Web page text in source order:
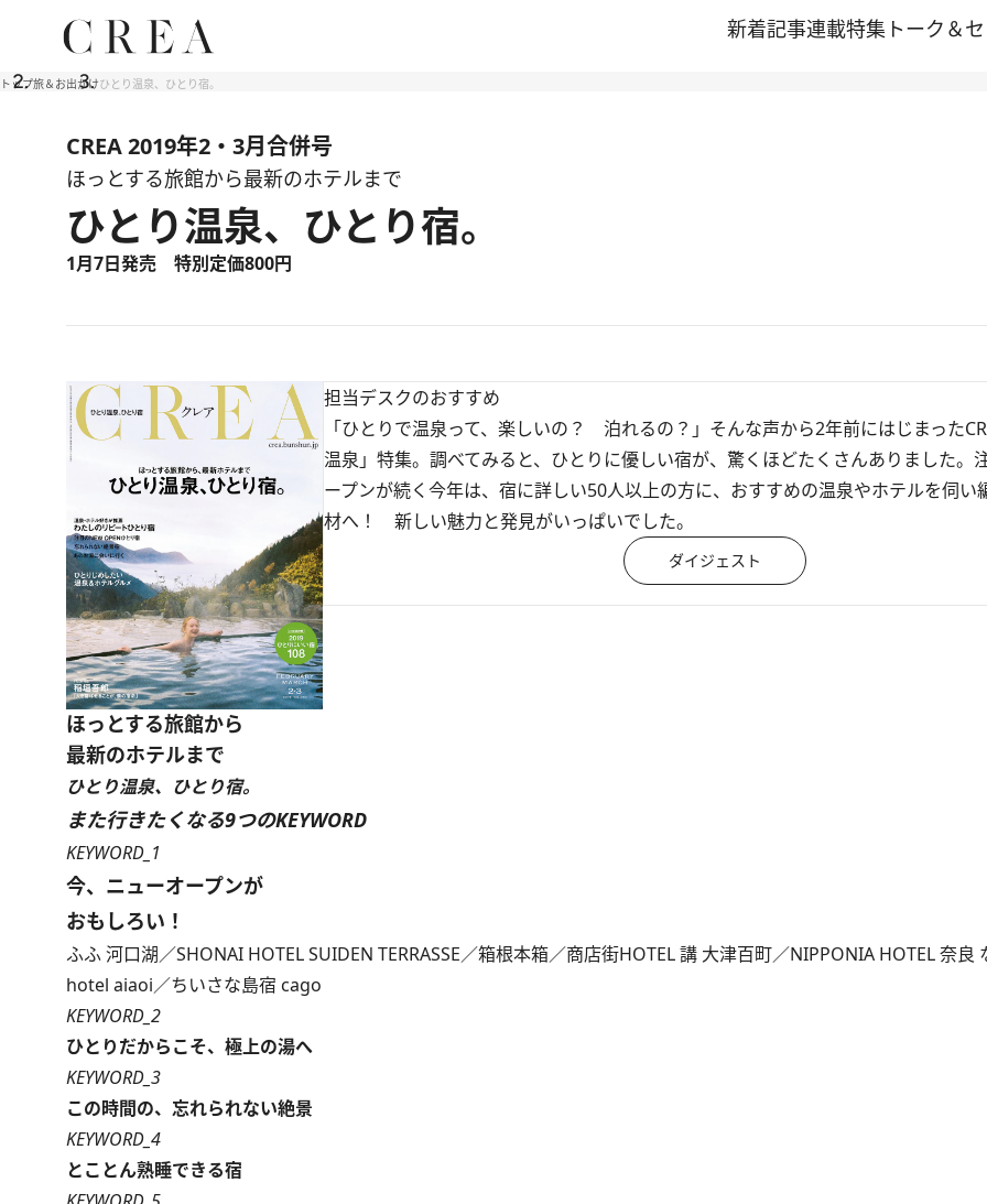
新着記事連載特集 トーク＆
トップ旅＆お出かけひとり温泉、ひとり宿。
CREA 2019年2・3月合併号
ほっとする旅館から最新のホテルまで
ひとり温泉、ひとり宿。
1月7日発売 特別定価800円
担当デスクのおすすめ
「ひとりで温泉って、楽しいの？ 泊れるの？」そんな声から2年前にはじまった
温泉」特集。調べてみると、ひとりに優しい宿が、驚くほどたくさんありました。
ープンが続く今年は、宿に詳しい50人以上の方に、おすすめの温泉やホテルを伺い
材へ！ 新しい魅力と発見がいっぱいでした。
ダイジェスト
ほっとする旅館から
最新のホテルまで
ひとり温泉、ひとり宿。
また行きたくなる9つのKEYWORD
KEYWORD_1
今、ニューオープンが
おもしろい！
ふふ 河口湖／SHONAI HOTEL SUIDEN TERRASSE／箱根本箱／商店街HOTEL 講 大津百町／NIPPONIA HOTEL 奈良
hotel aiaoi／ちいさな島宿 cago
KEYWORD_2
ひとりだからこそ、極上の湯へ
KEYWORD_3
この時間の、忘れられない絶景
KEYWORD_4
とことん熟睡できる宿